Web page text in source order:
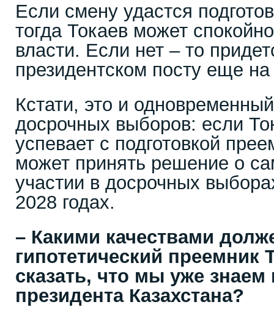
Если смену удастся
тогда Токаев может
власти. Если нет – то
президентском посту еще
Кстати, это и
досрочных выборов: если
успевает с подготовкой
может принять решение о
участии в досрочных
2028 годах.
– Какими качествами
гипотетический
сказать, что мы уже знаем
президента Казахстана?